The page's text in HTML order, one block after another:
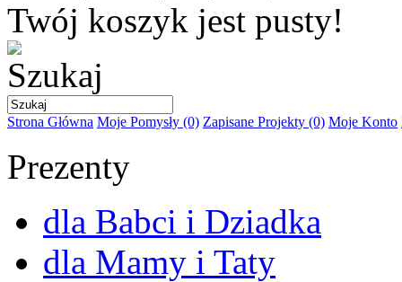
Twój koszyk jest pusty!
Strona Główna Moje Pomysły (0) Zapisane Projekty (0) Moje Konto
Prezenty
dla Babci i Dziadka
dla Mamy i Taty